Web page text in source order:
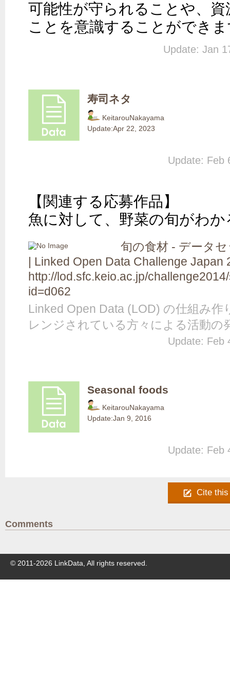
可能性が守られることや、
ことを意識することができ
Update: Jan
寿司ネタ
KeitarouNakayama
Update:Apr 22, 2023
Update: Feb
【関連する応募作品】
魚に対して、野菜の旬がわ
旬の食材 - データ
| Linked Open Data Challenge Japan
http://lod.sfc.keio.ac.jp/
id=d062
Linked Open Data (LOD) の仕組み
レンジされている方々による活動の
Update: Feb
Seasonal foods
KeitarouNakayama
Update:Jan 9, 2016
Update: Feb
Cite this
Comments
© 2011-2026 LinkData, All rights reserved.